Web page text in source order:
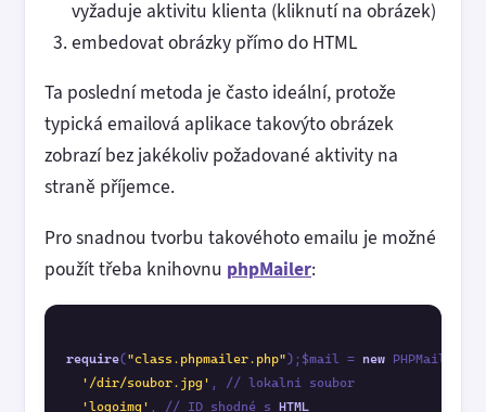
vyžaduje aktivitu klienta (kliknutí na obrázek)
embedovat obrázky přímo do HTML
Ta poslední metoda je často ideální, protože
typická emailová aplikace takovýto obrázek
zobrazí bez jakékoliv požadované aktivity na
straně příjemce.
Pro snadnou tvorbu takovéhoto emailu je možné
použít třeba knihovnu phpMailer:
require("class.phpmailer.php");$mail = new
'/dir/soubor.jpg'
, // lokalni soubor
'logoimg'
, // ID shodné s HTML